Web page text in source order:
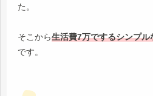
た。
そこから生活費7万でするシンプル
です。